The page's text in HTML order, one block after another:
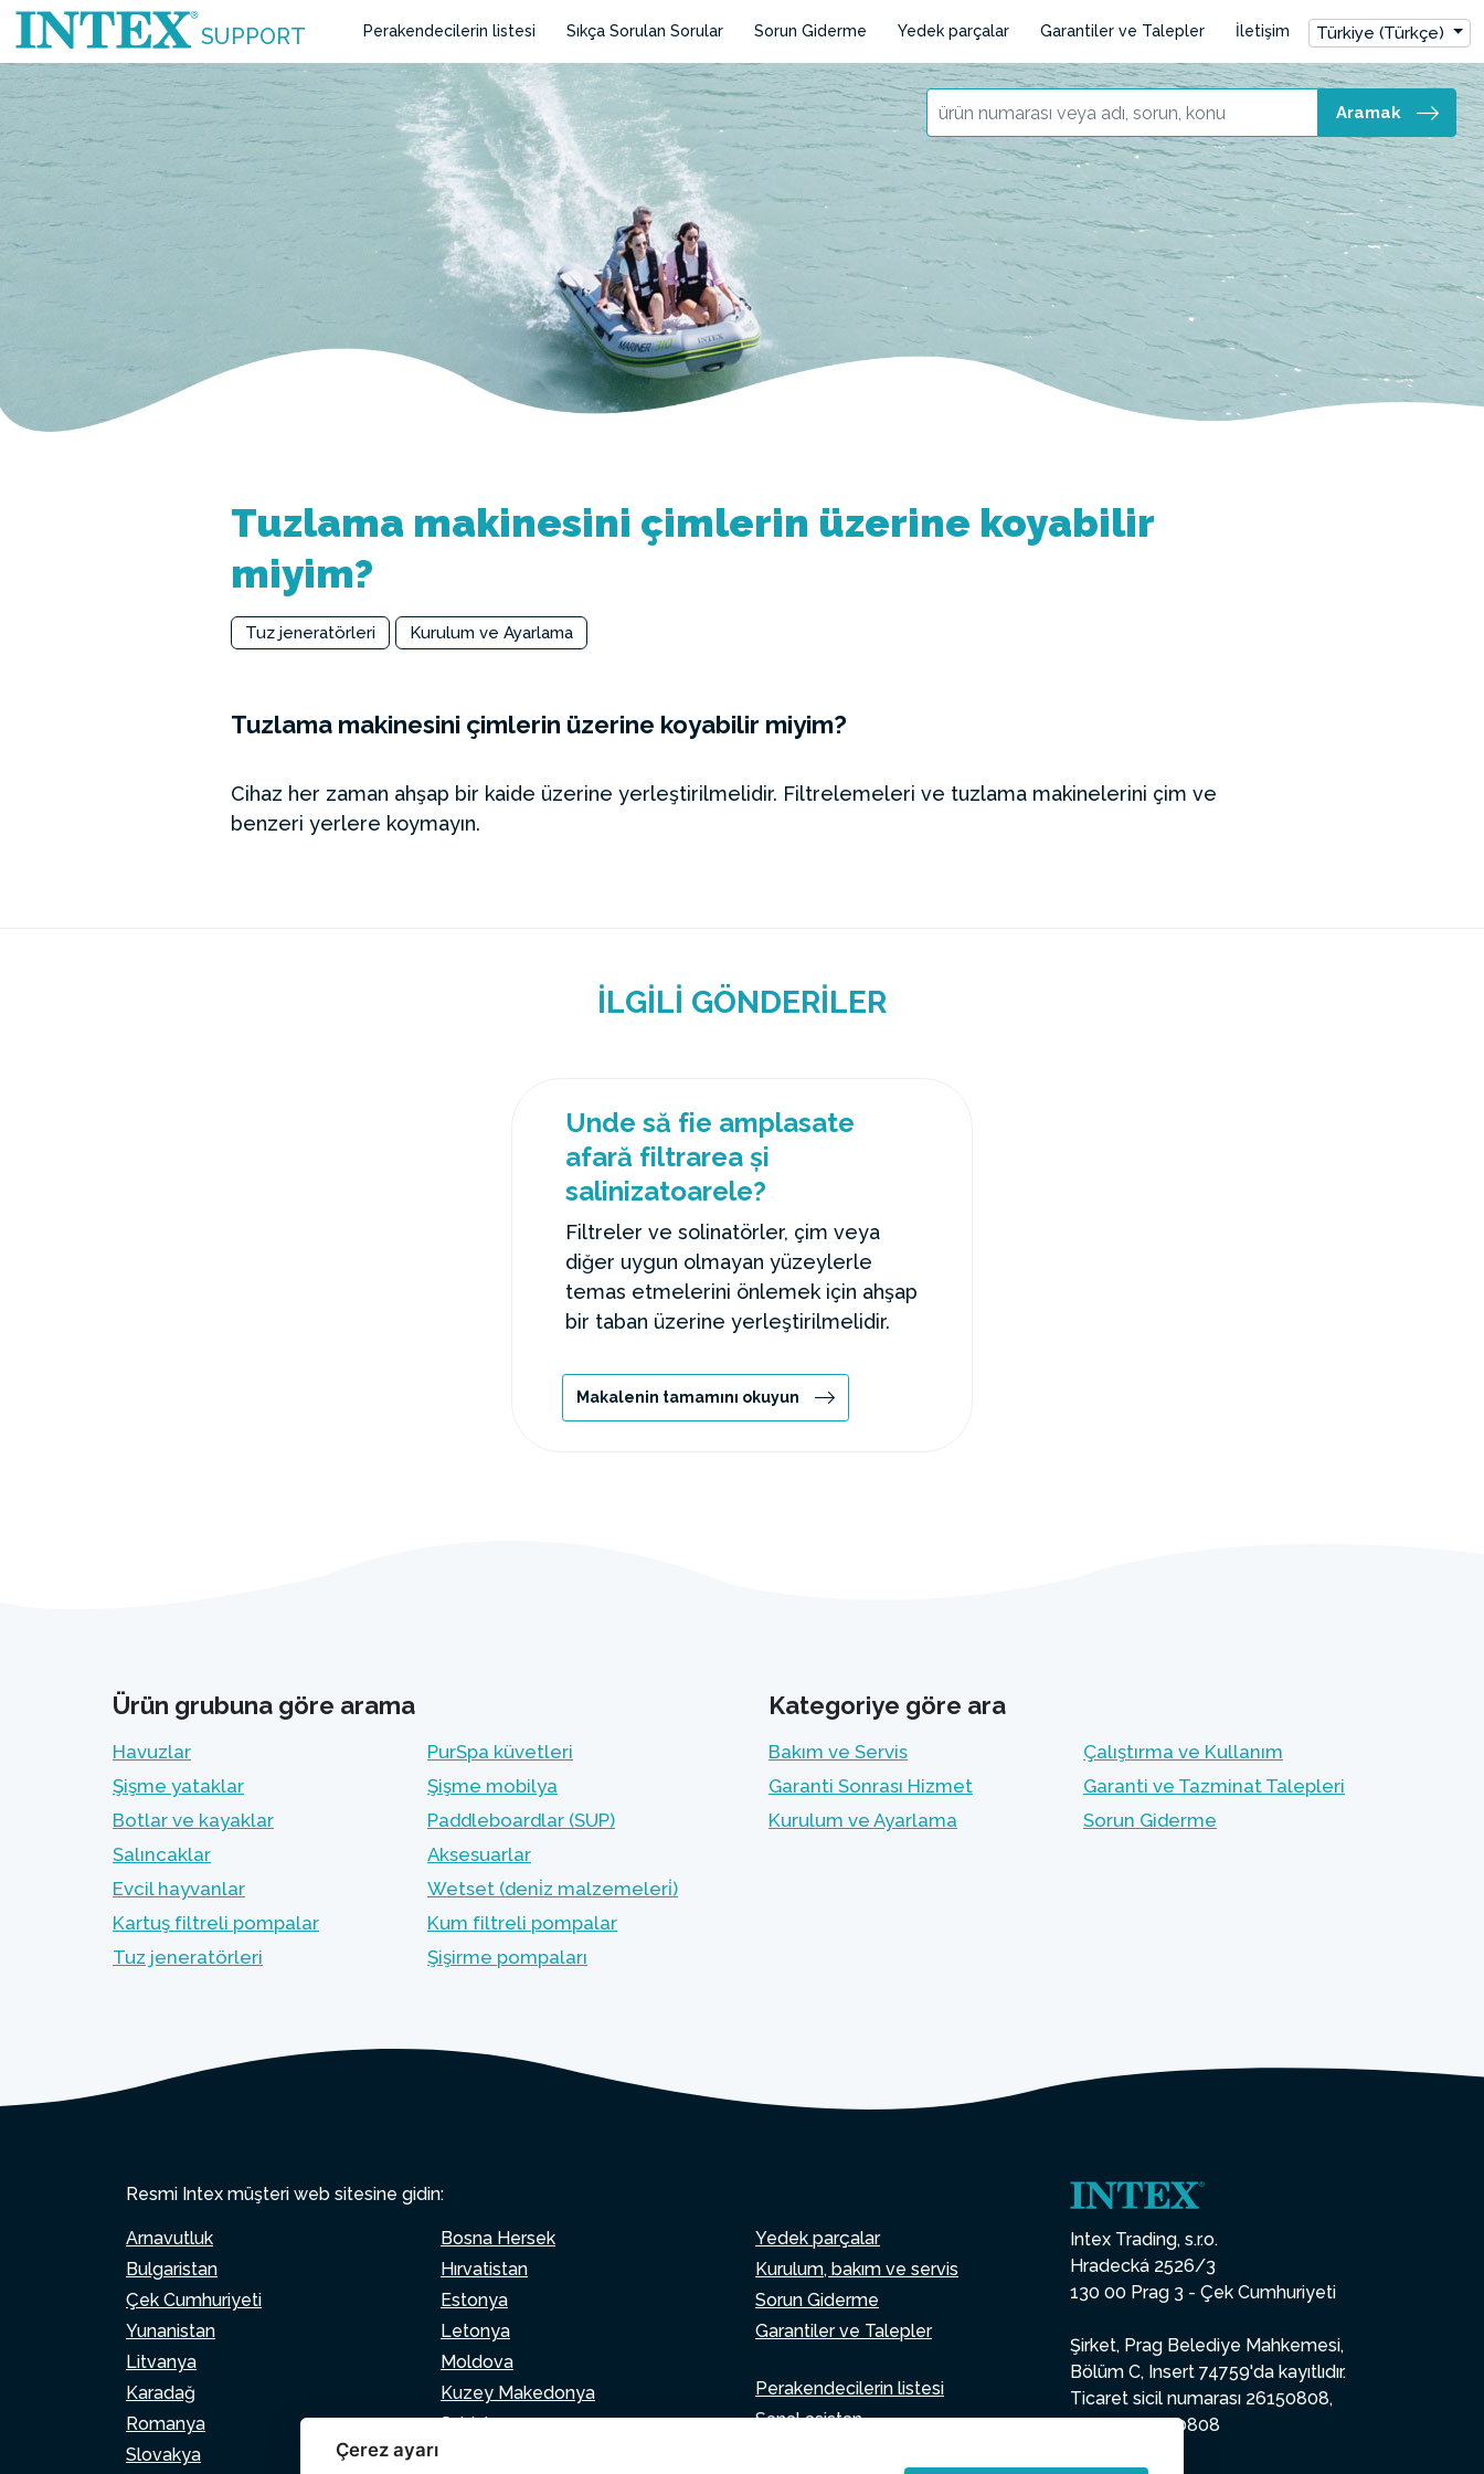
SUPPORT Perakendecilerin listesi Sıkça Sorulan Sorular Sorun Giderme Yedek parçalar Garantiler ve Talepler İletişim Türkiye (Türkçe)
Aramak
Tuzlama makinesini çimlerin üzerine koyabilir
miyim?
Tuz jeneratörleri Kurulum ve Ayarlama
Tuzlama makinesini çimlerin üzerine koyabilir miyim?
Cihaz her zaman ahşap bir kaide üzerine yerleştirilmelidir. Filtrelemeleri ve tuzlama makinelerini çim ve
benzeri yerlere koymayın.
İLGILI GÖNDERILER
Unde să fie amplasate
afară filtrarea și
salinizatoarele?
Filtreler ve solinatörler, çim veya
diğer uygun olmayan yüzeylerle
temas etmelerini önlemek için ahşap
bir taban üzerine yerleştirilmelidir.
Makalenin tamamını okuyun
Ürün grubuna göre arama
Havuzlar
PurSpa küvetleri
Şişme yataklar
Şişme mobilya
Botlar ve kayaklar
Paddleboardlar (SUP)
Salıncaklar
Aksesuarlar
Evcil hayvanlar
Wetset (deni̇z malzemeleri̇)
Kartuş filtreli pompalar
Kum filtreli pompalar
Tuz jeneratörleri
Şişirme pompaları
Kategoriye göre ara
Bakım ve Servis
Çalıştırma ve Kullanım
Garanti Sonrası Hizmet
Garanti ve Tazminat Talepleri
Kurulum ve Ayarlama
Sorun Giderme
Resmi Intex müşteri web sitesine gidin:
Arnavutluk
Bosna Hersek
Bulgaristan
Hırvatistan
Çek Cumhuriyeti
Estonya
Yunanistan
Letonya
Litvanya
Moldova
Karadağ
Kuzey Makedonya
Romanya
Sırbistan
Slovakya
Yedek parçalar
Kurulum, bakım ve servis
Sorun Giderme
Garantiler ve Talepler
Perakendecilerin listesi
Sanal asistan
Intex Trading, s.r.o.
Hradecká 2526/3
130 00 Prag 3 - Çek Cumhuriyeti
Şirket, Prag Belediye Mahkemesi,
Bölüm C, Insert 74759'da kayıtlıdır.
Ticaret sicil numarası 26150808,
VKN CZ26150808
Çerez ayarı